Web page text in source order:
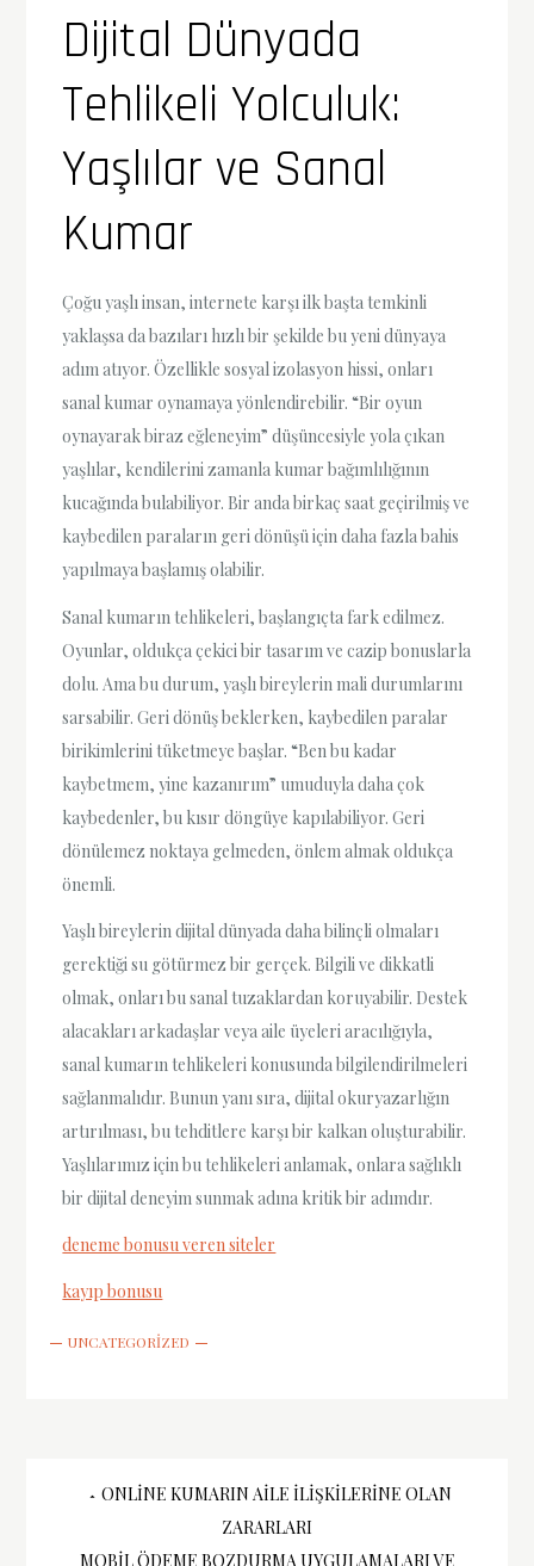
Dijital Dünyada
Tehlikeli Yolculuk:
Yaşlılar ve Sanal
Kumar
Çoğu yaşlı insan, internete karşı ilk başta temkinli
yaklaşsa da bazıları hızlı bir şekilde bu yeni dünyaya
adım atıyor. Özellikle sosyal izolasyon hissi, onları
sanal kumar oynamaya yönlendirebilir. “Bir oyun
oynayarak biraz eğleneyim” düşüncesiyle yola çıkan
yaşlılar, kendilerini zamanla kumar bağımlılığının
kucağında bulabiliyor. Bir anda birkaç saat geçirilmiş ve
kaybedilen paraların geri dönüşü için daha fazla bahis
yapılmaya başlamış olabilir.
Sanal kumarın tehlikeleri, başlangıçta fark edilmez.
Oyunlar, oldukça çekici bir tasarım ve cazip bonuslarla
dolu. Ama bu durum, yaşlı bireylerin mali durumlarını
sarsabilir. Geri dönüş beklerken, kaybedilen paralar
birikimlerini tüketmeye başlar. “Ben bu kadar
kaybetmem, yine kazanırım” umuduyla daha çok
kaybedenler, bu kısır döngüye kapılabiliyor. Geri
dönülemez noktaya gelmeden, önlem almak oldukça
önemli.
Yaşlı bireylerin dijital dünyada daha bilinçli olmaları
gerektiği su götürmez bir gerçek. Bilgili ve dikkatli
olmak, onları bu sanal tuzaklardan koruyabilir. Destek
alacakları arkadaşlar veya aile üyeleri aracılığıyla,
sanal kumarın tehlikeleri konusunda bilgilendirilmeleri
sağlanmalıdır. Bunun yanı sıra, dijital okuryazarlığın
artırılması, bu tehditlere karşı bir kalkan oluşturabilir.
Yaşlılarımız için bu tehlikeleri anlamak, onlara sağlıklı
bir dijital deneyim sunmak adına kritik bir adımdır.
deneme bonusu veren siteler
kayıp bonusu
UNCATEGORIZED
YazıONLINE KUMARIN AILE İLIŞKILERINE OLAN
ZARARLARI
MOBIL ÖDEME BOZDURMA UYGULAMALARI VE